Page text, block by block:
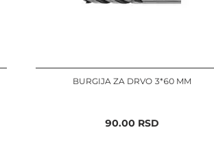
BURGIJA ZA DRVO 3*60 MM
90.00RSD